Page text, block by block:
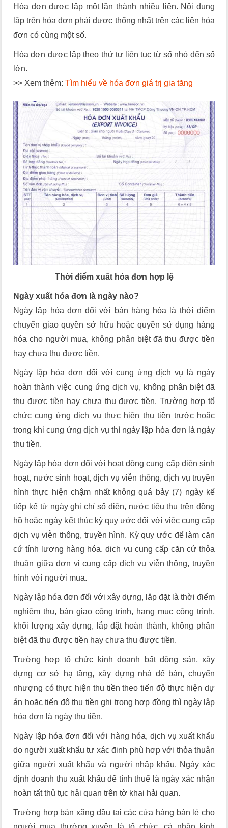
Hóa đơn được lập một lần thành nhiều liên. Nội dung
lập trên hóa đơn phải được thống nhất trên các liên hóa
đơn có cùng một số.
Hóa đơn được lập theo thứ tự liên tục từ số nhỏ đến số
lớn.
>> Xem thêm: Tìm hiểu về hóa đơn giá trị gia tăng
Thời điểm xuất hóa đơn hợp lệ
Ngày xuất hóa đơn là ngày nào?
Ngày lập hóa đơn đối với bán hàng hóa là thời điểm
chuyển giao quyền sở hữu hoặc quyền sử dụng hàng
hóa cho người mua, không phân biệt đã thu được tiền
hay chưa thu được tiền.
Ngày lập hóa đơn đối với cung ứng dịch vụ là ngày
hoàn thành việc cung ứng dịch vụ, không phân biệt đã
thu được tiền hay chưa thu được tiền. Trường hợp tổ
chức cung ứng dịch vụ thực hiện thu tiền trước hoặc
trong khi cung ứng dịch vụ thì ngày lập hóa đơn là ngày
thu tiền.
Ngày lập hóa đơn đối với hoạt động cung cấp điện sinh
hoạt, nước sinh hoạt, dịch vụ viễn thông, dịch vụ truyền
hình thực hiện chậm nhất không quá bảy (7) ngày kế
tiếp kể từ ngày ghi chỉ số điện, nước tiêu thụ trên đồng
hồ hoặc ngày kết thúc kỳ quy ước đối với việc cung cấp
dịch vụ viễn thông, truyền hình. Kỳ quy ước để làm căn
cứ tính lượng hàng hóa, dịch vụ cung cấp căn cứ thỏa
thuận giữa đơn vị cung cấp dịch vụ viễn thông, truyền
hình với người mua.
Ngày lập hóa đơn đối với xây dựng, lắp đặt là thời điểm
nghiệm thu, bàn giao công trình, hạng mục công trình,
khối lượng xây dựng, lắp đặt hoàn thành, không phân
biệt đã thu được tiền hay chưa thu được tiền.
Trường hợp tổ chức kinh doanh bất động sản, xây
dựng cơ sở hạ tầng, xây dựng nhà để bán, chuyển
nhượng có thực hiện thu tiền theo tiến độ thực hiện dự
án hoặc tiến độ thu tiền ghi trong hợp đồng thì ngày lập
hóa đơn là ngày thu tiền.
Ngày lập hóa đơn đối với hàng hóa, dịch vụ xuất khẩu
do người xuất khẩu tự xác định phù hợp với thỏa thuận
giữa người xuất khẩu và người nhập khẩu. Ngày xác
định doanh thu xuất khẩu để tính thuế là ngày xác nhận
hoàn tất thủ tục hải quan trên tờ khai hải quan.
Trường hợp bán xăng dầu tại các cửa hàng bán lẻ cho